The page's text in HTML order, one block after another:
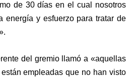
de 30 días en el cual nosotros
energía y esfuerzo para tratar de
del gremio llamó a «aquellas
empleadas que no han visto